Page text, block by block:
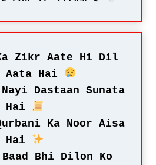
Zikr Aate Hi Dil
Aata Hai
Dastaan Sunata
Hai
Ka Noor Aisa
Hai
Bhi Dilon Ko